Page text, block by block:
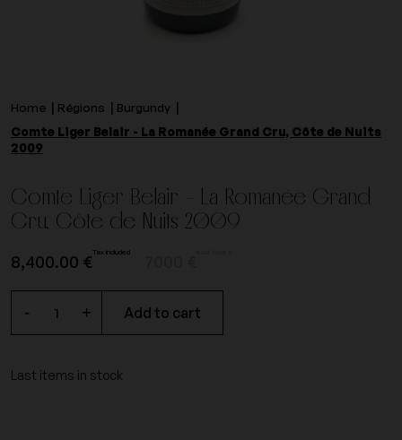
Home Régions
Burgundy
Comte Liger Belair - La Romanée Grand Cru, Côte de Nuits
2009
Comte Liger Belair - La Romanée Grand
Cru, Côte de Nuits 2009
8,400.00 € Tax included
+
- Add to cart
Last items in stock